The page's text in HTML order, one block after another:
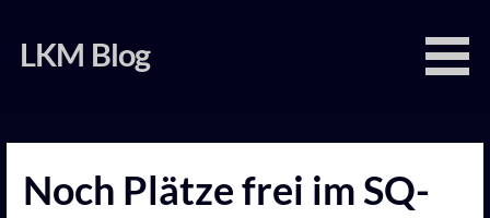
Inhalt
springen
LKM Blog
Noch Plätze frei im SQ-